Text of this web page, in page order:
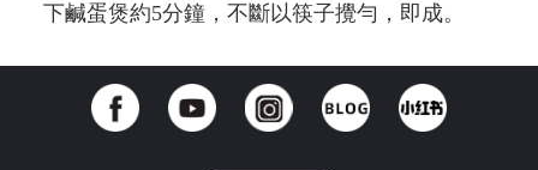
下鹹蛋煲約5分鐘，不斷以筷子攪勻，即成。